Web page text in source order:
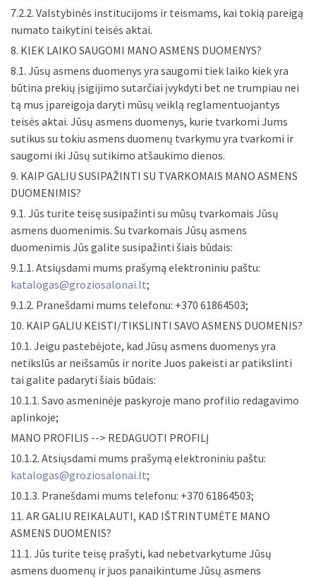
7.2.2. Valstybinės institucijoms ir teismams, kai tokią pareigą
numato taikytini teisės aktai.
8. KIEK LAIKO SAUGOMI MANO ASMENS DUOMENYS?
8.1. Jūsų asmens duomenys yra saugomi tiek laiko kiek yra
būtina prekių įsigijimo sutarčiai įvykdyti bet ne trumpiau nei
tą mus įpareigoja daryti mūsų veiklą reglamentuojantys
teisės aktai. Jūsų asmens duomenys, kurie tvarkomi Jums
sutikus su tokiu asmens duomenų tvarkymu yra tvarkomi ir
saugomi iki Jūsų sutikimo atšaukimo dienos.
9. KAIP GALIU SUSIPAŽINTI SU TVARKOMAIS MANO ASMENS
DUOMENIMIS?
9.1. Jūs turite teisę susipažinti su mūsų tvarkomais Jūsų
asmens duomenimis. Su tvarkomais Jūsų asmens
duomenimis Jūs galite susipažinti šiais būdais:
9.1.1. Atsiųsdami mums prašymą elektroniniu paštu:
katalogas@groziosalonai.lt;
9.1.2. Pranešdami mums telefonu: +370 61864503;
10. KAIP GALIU KEISTI/TIKSLINTI SAVO ASMENS DUOMENIS?
10.1. Jeigu pastebėjote, kad Jūsų asmens duomenys yra
netikslūs ar neišsamūs ir norite Juos pakeisti ar patikslinti
tai galite padaryti šiais būdais:
10.1.1. Savo asmeninėje paskyroje mano profilio redagavimo
aplinkoje;
MANO PROFILIS --> REDAGUOTI PROFILĮ
10.1.2. Atsiųsdami mums prašymą elektroniniu paštu:
katalogas@groziosalonai.lt;
10.1.3. Pranešdami mums telefonu: +370 61864503;
11. AR GALIU REIKALAUTI, KAD IŠTRINTUMĖTE MANO
ASMENS DUOMENIS?
11.1. Jūs turite teisę prašyti, kad nebetvarkytume Jūsų
asmens duomenų ir juos panaikintume Jūsų asmens